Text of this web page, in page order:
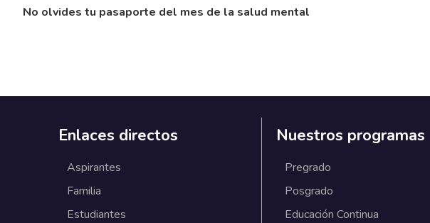
No olvides tu pasaporte del mes de la salud mental
Enlaces directos
Aspirantes
Familia
Estudiantes
Nuestros programas
Pregrado
Posgrado
Educación Continua